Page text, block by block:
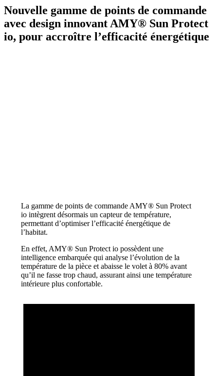
Nouvelle gamme de points de commande
avec design innovant AMY® Sun Protect
io, pour accroître l’efficacité énergétique
La gamme de points de commande AMY® Sun Protect
io intègrent désormais un capteur de température,
permettant d’optimiser l’efficacité énergétique de
l’habitat.
En effet, AMY® Sun Protect io possèdent une
intelligence embarquée qui analyse l’évolution de la
température de la pièce et abaisse le volet à 80% avant
qu’il ne fasse trop chaud, assurant ainsi une température
intérieure plus confortable.